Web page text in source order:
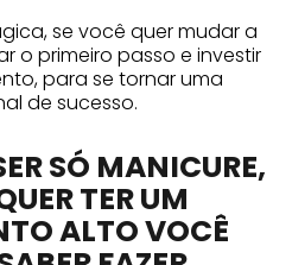
se você quer mudar a
o primeiro passo e investir
para se tornar uma
de sucesso.
SÓ MANICURE,
TER UM
ALTO VOCÊ